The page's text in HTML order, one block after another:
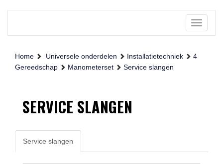
Toggle
Home Universele onderdelen Installatietechniek
4
Gereedschap
Manometerset Service slangen
SERVICE SLANGEN
Service slangen